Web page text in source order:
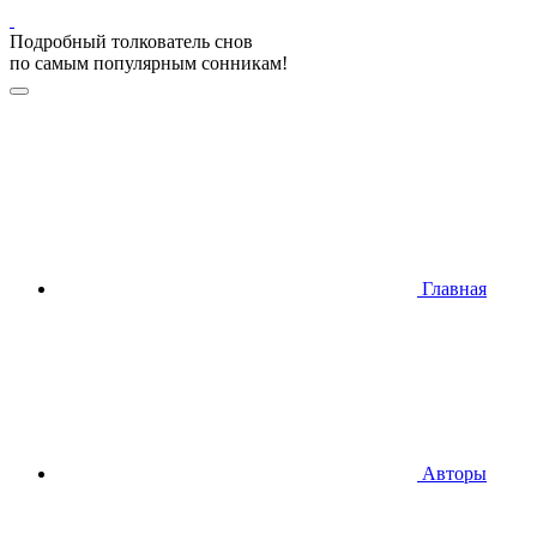
Подробный толкователь снов
по самым популярным сонникам!
Главная
Авторы